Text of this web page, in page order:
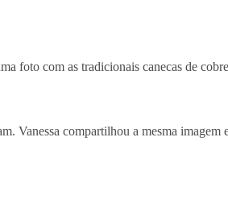
foto com as tradicionais canecas de
compartilhou a mesma